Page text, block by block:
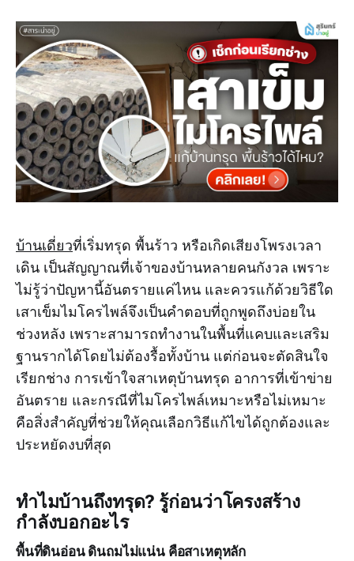
บ้านเดี่ยวที่เริ่มทรุด พื้นร้าว หรือเกิดเสียงโพรงเวลา
เดิน เป็นสัญญาณที่เจ้าของบ้านหลายคนกังวล เพราะ
ไม่รู้ว่าปัญหานี้อันตรายแค่ไหน และควรแก้ด้วยวิธีใด
เสาเข็มไมโครไพล์จึงเป็นคำตอบที่ถูกพูดถึงบ่อยใน
ช่วงหลัง เพราะสามารถทำงานในพื้นที่แคบและเสริม
ฐานรากได้โดยไม่ต้องรื้อทั้งบ้าน แต่ก่อนจะตัดสินใจ
เรียกช่าง การเข้าใจสาเหตุบ้านทรุด อาการที่เข้าข่าย
อันตราย และกรณีที่ไมโครไพล์เหมาะหรือไม่เหมาะ
คือสิ่งสำคัญที่ช่วยให้คุณเลือกวิธีแก้ไขได้ถูกต้องและ
ประหยัดงบที่สุด
ทำไมบ้านถึงทรุด? รู้ก่อนว่าโครงสร้าง
กำลังบอกอะไร
พื้นที่ดินอ่อน ดินถมไม่แน่น คือสาเหตุหลัก